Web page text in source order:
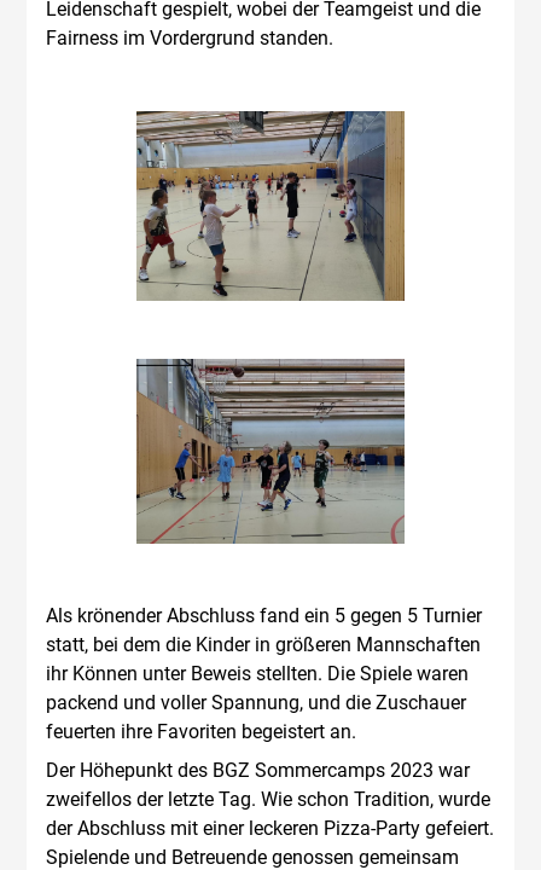
Leidenschaft gespielt, wobei der Teamgeist und die
Fairness im Vordergrund standen.
Als krönender Abschluss fand ein 5 gegen 5 Turnier
statt, bei dem die Kinder in größeren Mannschaften
ihr Können unter Beweis stellten. Die Spiele waren
packend und voller Spannung, und die Zuschauer
feuerten ihre Favoriten begeistert an.
Der Höhepunkt des BGZ Sommercamps 2023 war
zweifellos der letzte Tag. Wie schon Tradition, wurde
der Abschluss mit einer leckeren Pizza-Party gefeiert.
Spielende und Betreuende genossen gemeinsam